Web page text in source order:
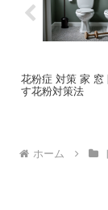
花粉症 対策 家 窓
す花粉対策法
ホーム